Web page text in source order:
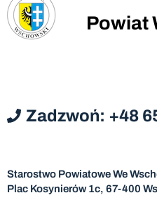
Powiat
Zadzwoń: +48
Starostwo Powiatowe We
Plac Kosynierów 1c, 67-400